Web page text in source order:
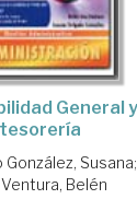
General y
tesorería
González, Susana;
Ventura, Belén